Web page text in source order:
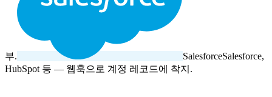
부. SalesforceSalesforce,
HubSpot 등 — 웹훅으로 계정 레코드에 착지.